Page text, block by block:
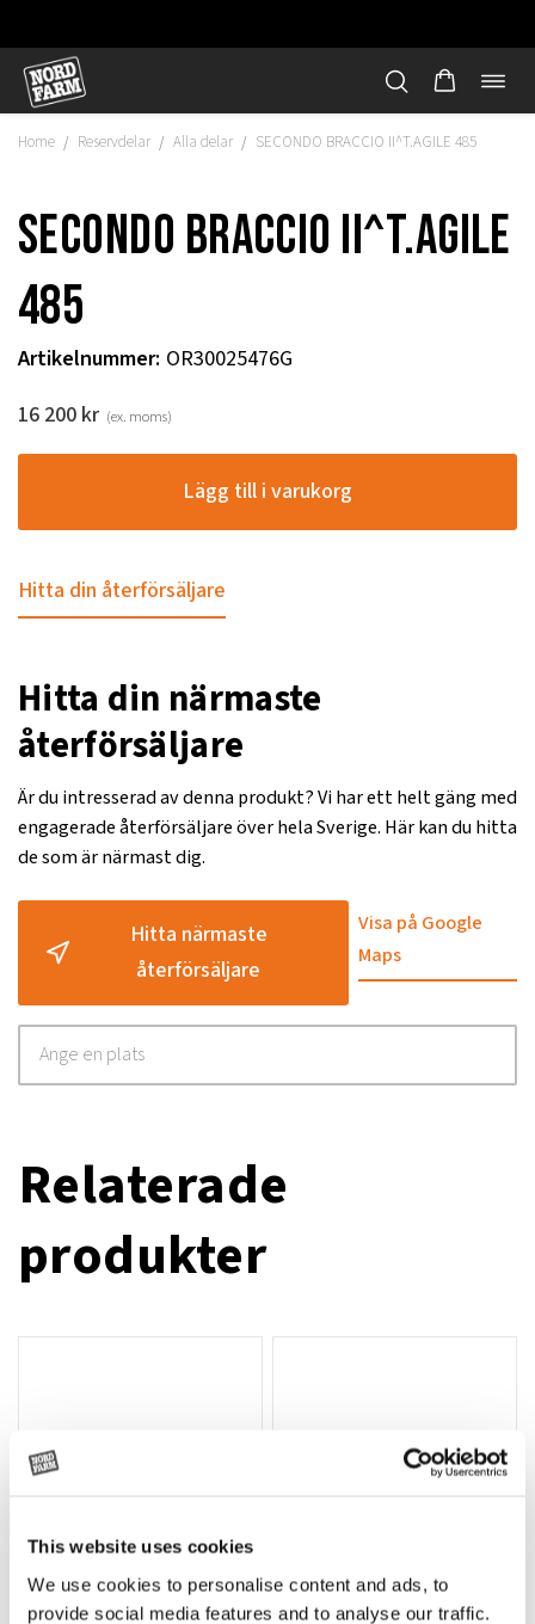
This website uses cookies
We use cookies to personalise content and ads, to
provide social media features and to analyse our traffic.
Hoppa
innehåll
Home / Reservdelar / Alla delar / SECONDO BRACCIO II^T.AGILE 485
SECONDO BRACCIO II^T.AGILE
485
Artikelnummer: OR30025476G
16 200 kr (ex. moms)
Lägg till i varukorg
Hitta din återförsäljare
Hitta din närmaste
återförsäljare
Är du intresserad av denna produkt? Vi har ett helt gäng med
engagerade återförsäljare över hela Sverige. Här kan du hitta
de som är närmast dig.
Hitta närmaste
återförsäljare
Visa på Google
Maps
Relaterade
produkter